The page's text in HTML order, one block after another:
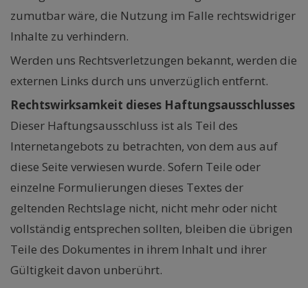
zumutbar wäre, die Nutzung im Falle rechtswidriger
Inhalte zu verhindern.
Werden uns Rechtsverletzungen bekannt, werden die
externen Links durch uns unverzüglich entfernt.
Rechtswirksamkeit dieses Haftungsausschlusses
Dieser Haftungsausschluss ist als Teil des
Internetangebots zu betrachten, von dem aus auf
diese Seite verwiesen wurde. Sofern Teile oder
einzelne Formulierungen dieses Textes der
geltenden Rechtslage nicht, nicht mehr oder nicht
vollständig entsprechen sollten, bleiben die übrigen
Teile des Dokumentes in ihrem Inhalt und ihrer
Gültigkeit davon unberührt.